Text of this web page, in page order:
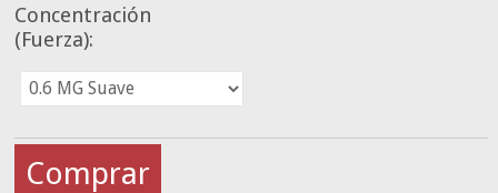
Concentración
(Fuerza):
Comprar